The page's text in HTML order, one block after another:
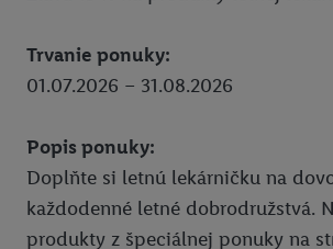
Ksebe prve sedenie
MG
Union zľava 10 % na PZP a havarijné
Trvanie ponuky:
01.07.2026 – 31.08.2026
Popis ponuky:
Doplňte si letnú lekárničku na
každodenné letné dobrodružstvá.
produkty z špeciálnej ponuky na